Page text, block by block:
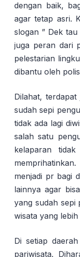
dengan baik,
agar tetap asri.
slogan ” Dek
juga peran dari
pelestarian
dibantu oleh
Dilahat,
sudah sepi
tidak ada lagi
salah satu
kelaparan
menjadi pr bagi
lainnya agar
yang sudah sepi
wisata yang
Di setiap
pariwisata.